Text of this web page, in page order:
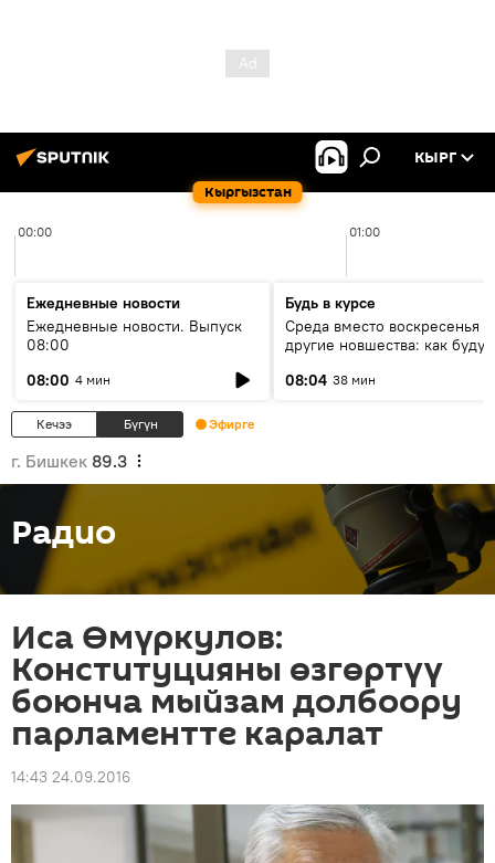
Кыргызстан
КЫРГ
00:00 01:00
Ежедневные новости
Ежедневные новости. Выпуск
08:00
08:00 4 мин
Будь в курсе
Среда вместо воскресенья и
другие новшества: как будут
08:04 38 мин
Кечээ Бүгүн Эфирге
г. Бишкек 89.3
Радио
Иса Өмүркулов:
Конституцияны өзгөртүү
боюнча мыйзам долбоору
парламентте каралат
14:43 24.09.2016